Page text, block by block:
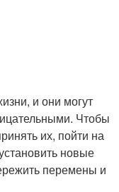
и они могут
Чтобы
их, пойти на
новые
перемены и